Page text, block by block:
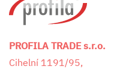
PROFILA TRADE s.r.o.
Cihelní 1191/95,